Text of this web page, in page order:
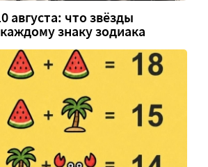
августа: что звёзды
знаку зодиака